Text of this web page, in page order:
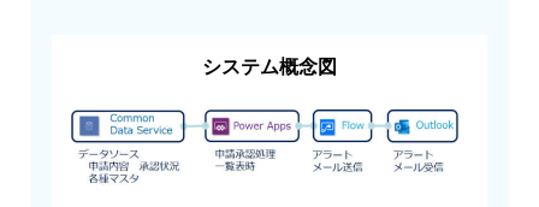
システム概念図